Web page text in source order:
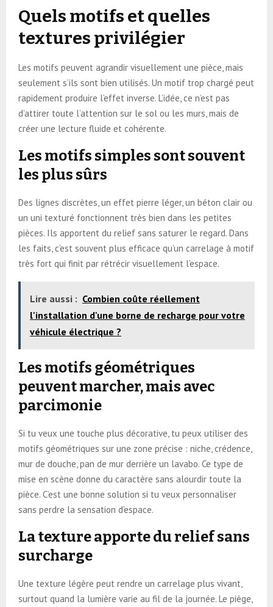
Quels motifs et quelles
textures privilégier
Les motifs peuvent agrandir visuellement une pièce, mais
seulement s’ils sont bien utilisés. Un motif trop chargé peut
rapidement produire l’effet inverse. L’idée, ce n’est pas
d’attirer toute l’attention sur le sol ou les murs, mais de
créer une lecture fluide et cohérente.
Les motifs simples sont souvent
les plus sûrs
Des lignes discrètes, un effet pierre léger, un béton clair ou
un uni texturé fonctionnent très bien dans les petites
pièces. Ils apportent du relief sans saturer le regard. Dans
les faits, c’est souvent plus efficace qu’un carrelage à motif
très fort qui finit par rétrécir visuellement l’espace.
Lire aussi : Combien coûte réellement
l'installation d'une borne de recharge pour votre
véhicule électrique ?
Les motifs géométriques
peuvent marcher, mais avec
parcimonie
Si tu veux une touche plus décorative, tu peux utiliser des
motifs géométriques sur une zone précise : niche, crédence,
mur de douche, pan de mur derrière un lavabo. Ce type de
mise en scène donne du caractère sans alourdir toute la
pièce. C’est une bonne solution si tu veux personnaliser
sans perdre la sensation d’espace.
La texture apporte du relief sans
surcharge
Une texture légère peut rendre un carrelage plus vivant,
surtout quand la lumière varie au fil de la journée. Le piège,